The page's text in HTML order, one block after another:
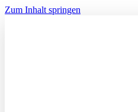
Zum Inhalt springen